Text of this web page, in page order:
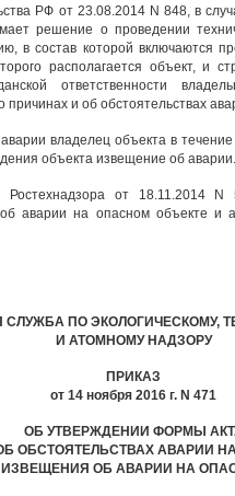
РФ от 23.08.2014 N 848, в
решение о проведении
в состав которой включаются
располагается объект, и
ответственности
и об обстоятельствах
владелец объекта в
объекта извещение об аварии.
Ростехнадзора от 18.11.2014
аварии на опасном объекте и
ПО ЭКОЛОГИЧЕСКОМУ,
И АТОМНОМУ НАДЗОРУ
ПРИКАЗ
от 14 ноября 2016 г. N 471
ОБ УТВЕРЖДЕНИИ ФОРМЫ
ОБСТОЯТЕЛЬСТВАХ АВАРИИ
ОБ АВАРИИ НА